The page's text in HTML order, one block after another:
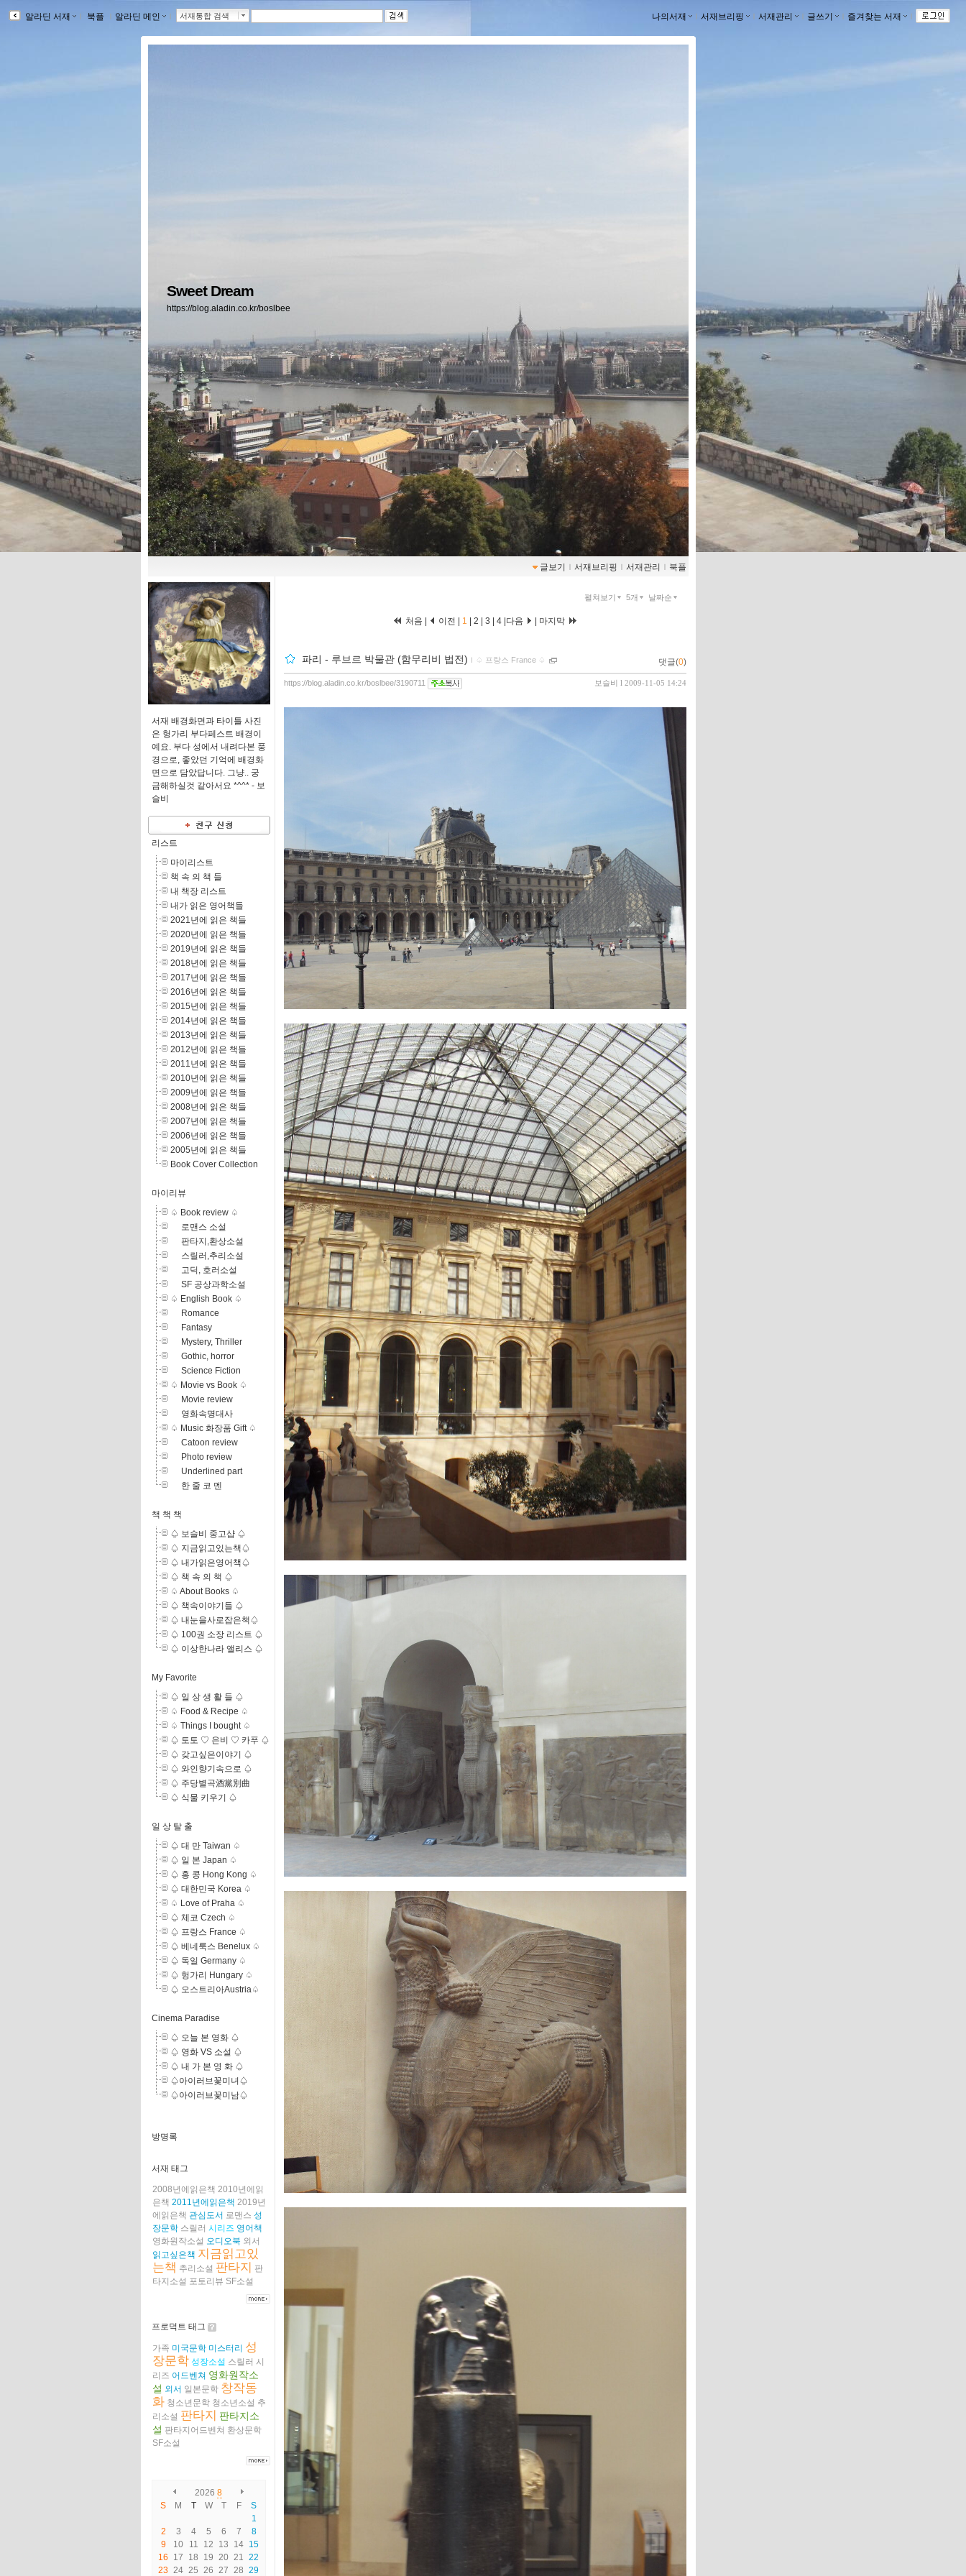
알라딘 서재 북플 알라딘 메인 서재통합 검색 나의서재 서재브리핑 서재관리 글쓰기 즐겨찾는 서재
Sweet Dream
https://blog.aladin.co.kr/boslbee
글보기 ｌ 서재브리핑 ｌ 서재관리 ｌ 북플
서재 배경화면과 타이틀 사진
은 헝가리 부다페스트 배경이
예요. 부다 성에서 내려다본 풍
경으로, 좋았던 기억에 배경화
면으로 담았답니다. 그냥.. 궁
금해하실것 같아서요 *^^* - 보
슬비
리스트
마이리스트
책 속 의 책 들
내 책장 리스트
내가 읽은 영어책들
2021년에 읽은 책들
2020년에 읽은 책들
2019년에 읽은 책들
2018년에 읽은 책들
2017년에 읽은 책들
2016년에 읽은 책들
2015년에 읽은 책들
2014년에 읽은 책들
2013년에 읽은 책들
2012년에 읽은 책들
2011년에 읽은 책들
2010년에 읽은 책들
2009년에 읽은 책들
2008년에 읽은 책들
2007년에 읽은 책들
2006년에 읽은 책들
2005년에 읽은 책들
Book Cover Collection
마이리뷰
♤ Book review ♤
로맨스 소설
판타지,환상소설
스릴러,추리소설
고딕, 호러소설
SF 공상과학소설
♤ English Book ♤
Romance
Fantasy
Mystery, Thriller
Gothic, horror
Science Fiction
♤ Movie vs Book ♤
Movie review
영화속명대사
♤ Music 화장품 Gift ♤
Catoon review
Photo review
Underlined part
한 줄 코 멘
책 책 책
♤ 보슬비 중고샵 ♤
♤ 지금읽고있는책♤
♤ 내가읽은영어책♤
♤ 책 속 의 책 ♤
♤ About Books ♤
♤ 책속이야기들 ♤
♤ 내눈을사로잡은책♤
♤ 100권 소장 리스트 ♤
♤ 이상한나라 앨리스 ♤
My Favorite
♤ 일 상 생 활 들 ♤
♤ Food & Recipe ♤
♤ Things I bought ♤
♤ 토토 ♡ 은비 ♡ 카푸 ♤
♤ 갖고싶은이야기 ♤
♤ 와인향기속으로 ♤
♤ 주당별곡酒黨別曲
♤ 식물 키우기 ♤
일 상 탈 출
♤ 대 만 Taiwan ♤
♤ 일 본 Japan ♤
♤ 홍 콩 Hong Kong ♤
♤ 대한민국 Korea ♤
♤ Love of Praha ♤
♤ 체코 Czech ♤
♤ 프랑스 France ♤
♤ 베네룩스 Benelux ♤
♤ 독일 Germany ♤
♤ 헝가리 Hungary ♤
♤ 오스트리아Austria♤
Cinema Paradise
♤ 오늘 본 영화 ♤
♤ 영화 VS 소설 ♤
♤ 내 가 본 영 화 ♤
♤아이러브꽃미녀♤
♤아이러브꽃미남♤
방명록
서재 태그
2008년에읽은책 2010년에읽
은책 2011년에읽은책 2019년
에읽은책 관심도서 로맨스 성
장문학 스릴러 시리즈 영어책
영화원작소설 오디오북 외서
읽고싶은책 지금읽고있
는책 추리소설 판타지 판
타지소설 포토리뷰 SF소설
프로덕트 태그
가족 미국문학 미스터리 성
장문학 성장소설 스릴러 시
리즈 어드벤쳐 영화원작소
설 외서 일본문학 창작동
화 청소년문학 청소년소설 추
리소설 판타지 판타지소
설 판타지어드벤쳐 환상문학
SF소설
2026 8
S
M T W T F
S
1
2
3 4 5 6 7
8
9
10 11 12 13 14 15
16
17 18 19 20 21 22
23 24 25 26 27 28 29
펼쳐보기 5개 날짜순
처음 | 이전 | 1 2 3 4 다음 마지막
파리 - 루브르 박물관 (함무리비 법전) ｌ ♤ 프랑스 France ♤ 댓글(0)
보슬비 l 2009-11-05 14:24
https://blog.aladin.co.kr/boslbee/3190711